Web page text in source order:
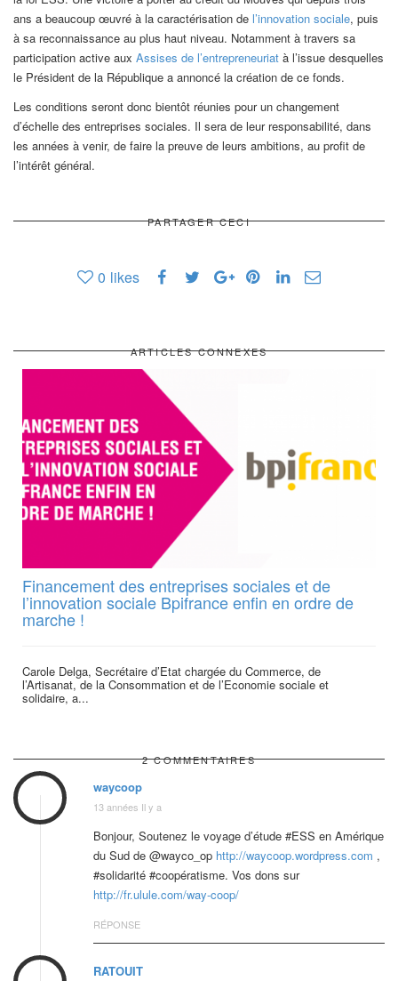
ans a beaucoup œuvré à la caractérisation de l’innovation sociale, puis
à sa reconnaissance au plus haut niveau. Notamment à travers sa
participation active aux Assises de l’entrepreneuriat à l’issue desquelles
le Président de la République a annoncé la création de ce fonds.
Les conditions seront donc bientôt réunies pour un changement
d’échelle des entreprises sociales. Il sera de leur responsabilité, dans
les années à venir, de faire la preuve de leurs ambitions, au profit de
l’intérêt général.
PARTAGER CECI
0 likes
ARTICLES CONNEXES
Financement des entreprises sociales et de
l’innovation sociale Bpifrance enfin en ordre de
marche !
Carole Delga, Secrétaire d’Etat chargée du Commerce, de
l’Artisanat, de la Consommation et de l’Economie sociale et
solidaire, a...
2 COMMENTAIRES
waycoop
13 années Il y a
Bonjour, Soutenez le voyage d’étude #ESS en Amérique
du Sud de @wayco_op http://waycoop.wordpress.com ,
#solidarité #coopératisme. Vos dons sur
http://fr.ulule.com/way-coop/
RÉPONSE
RATOUIT